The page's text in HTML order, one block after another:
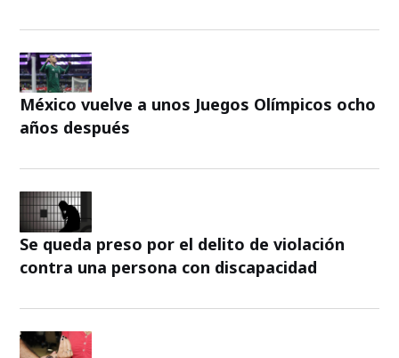
México vuelve a unos Juegos Olímpicos ocho
años después
Se queda preso por el delito de violación
contra una persona con discapacidad